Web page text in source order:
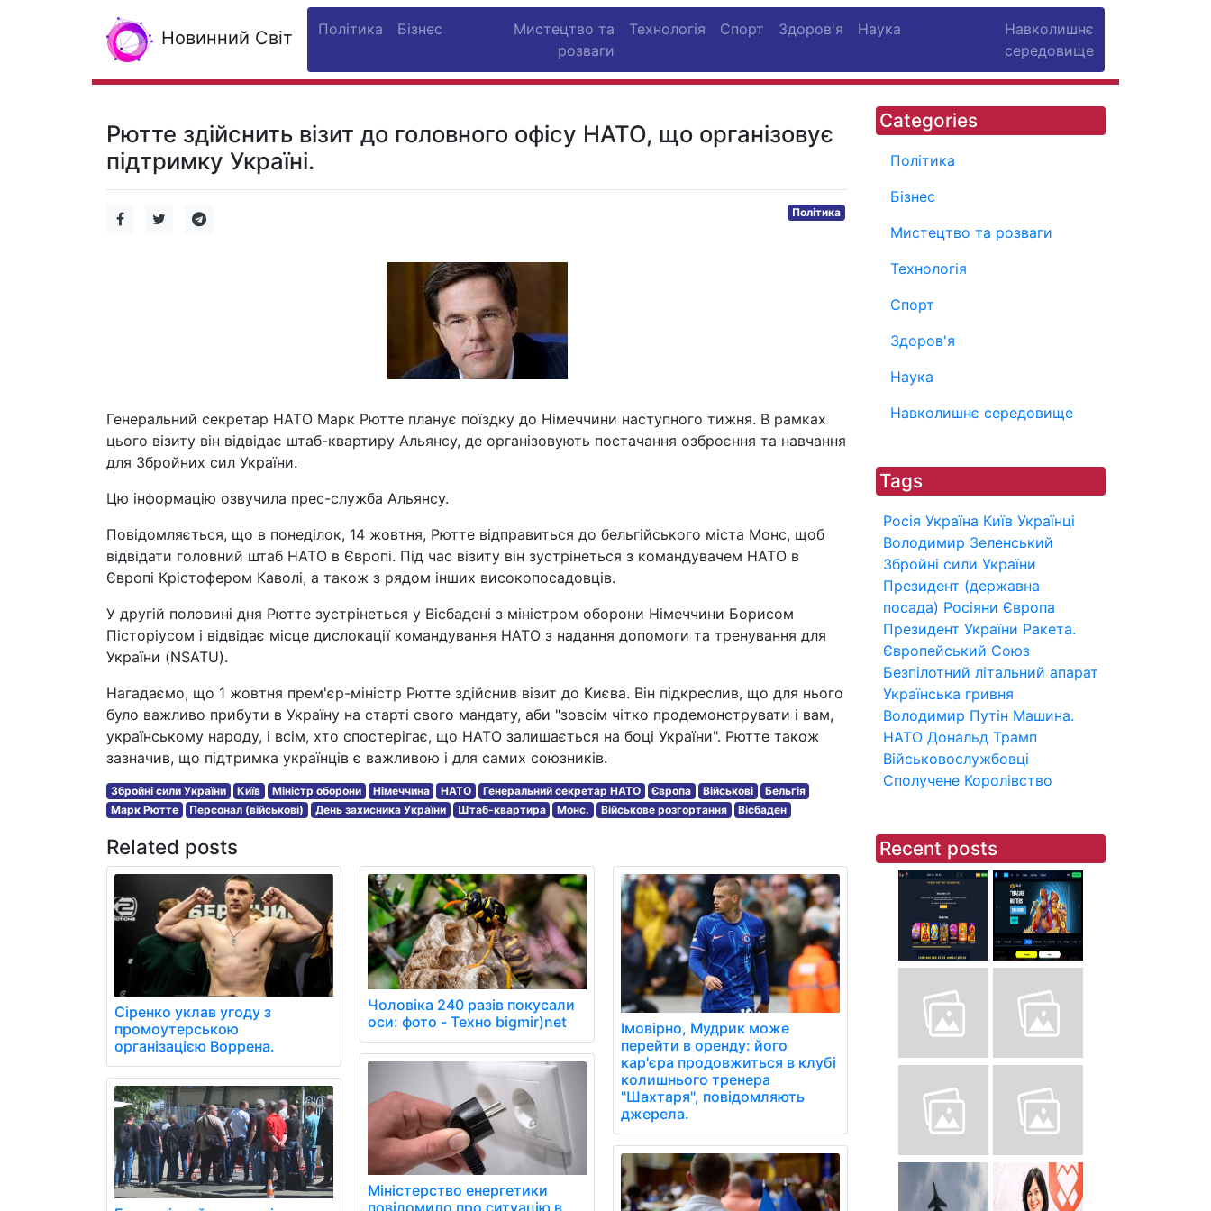
Новинний Світ Політика Бізнес
Мистецтво та
розваги
Технологія Спорт Здоров'я Наука
Навколишнє
середовище
Рютте здійснить візит до головного офісу НАТО, що організовує
підтримку Україні.
Політика
Генеральний секретар НАТО Марк Рютте планує поїздку до Німеччини наступного тижня. В рамках
цього візиту він відвідає штаб-квартиру Альянсу, де організовують постачання озброєння та навчання
для Збройних сил України.
Цю інформацію озвучила прес-служба Альянсу.
Повідомляється, що в понеділок, 14 жовтня, Рютте відправиться до бельгійського міста Монс, щоб
відвідати головний штаб НАТО в Європі. Під час візиту він зустрінеться з командувачем НАТО в
Європі Крістофером Каволі, а також з рядом інших високопосадовців.
У другій половині дня Рютте зустрінеться у Вісбадені з міністром оборони Німеччини Борисом
Пісторіусом і відвідає місце дислокації командування НАТО з надання допомоги та тренування для
України (NSATU).
Нагадаємо, що 1 жовтня прем'єр-міністр Рютте здійснив візит до Києва. Він підкреслив, що для нього
було важливо прибути в Україну на старті свого мандату, аби "зовсім чітко продемонструвати і вам,
українському народу, і всім, хто спостерігає, що НАТО залишається на боці України". Рютте також
зазначив, що підтримка українців є важливою і для самих союзників.
Збройні сили України Київ Міністр оборони Німеччина НАТО Генеральний секретар НАТО Європа Військові
Бельгія
Марк Рютте
Персонал (військові) День захисника України Штаб-квартира Монс. Військове розгортання Вісбаден
Related posts
Сіренко уклав угоду з
промоутерською
організацією Воррена.
Чоловіка 240 разів покусали
оси: фото - Техно bigmir)net
Міністерство енергетики
Імовірно, Мудрик може
перейти в оренду: його
кар'єра продовжиться в клубі
колишнього тренера
"Шахтаря", повідомляють
джерела.
Categories
Політика
Бізнес
Мистецтво та розваги
Технологія
Спорт
Здоров'я
Наука
Навколишнє середовище
Tags
Росія Україна Київ Українці
Володимир Зеленський
Збройні сили України
Президент (державна
посада) Росіяни Європа
Президент України Ракета.
Європейський Союз
Безпілотний літальний апарат
Українська гривня
Володимир Путін Машина.
НАТО Дональд Трамп
Військовослужбовці
Сполучене Королівство
Recent posts